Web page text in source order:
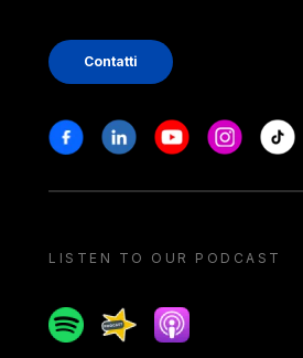
Contatti
Stay in touch
FacebookLinkedinYoutubeInstagram
Tiktok
LISTEN TO OUR PODCAST
SpotifySpreakerApple podcast